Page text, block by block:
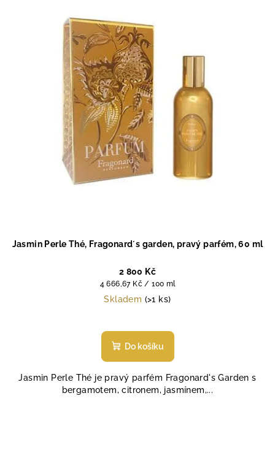
Jasmin Perle Thé, Fragonard´s garden, pravý parfém, 60 ml
2 800 Kč
Měrná
cena:
4 666,67 Kč / 100 ml
Skladem (>1 ks)
hodnocení
produktu
z
5
Do košíku
Jasmin Perle Thé je pravý parfém Fragonard's Garden s
bergamotem, citronem, jasmínem,...